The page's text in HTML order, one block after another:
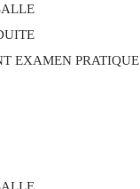
EXAMEN PRATIQUE